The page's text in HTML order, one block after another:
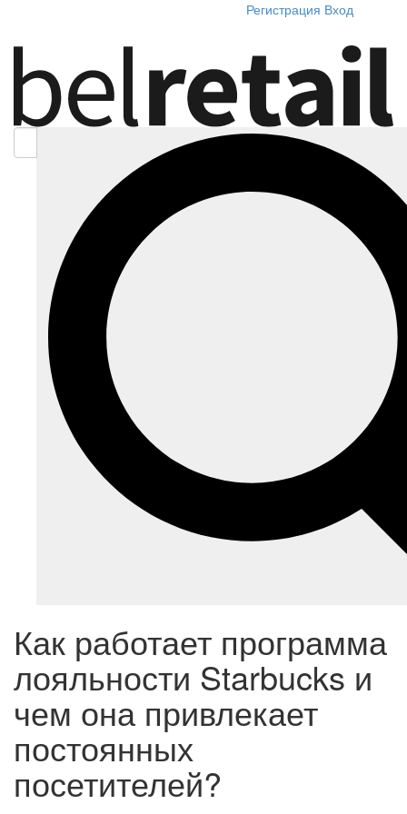
Регистрация Вход
Как работает программа
лояльности Starbucks и
чем она привлекает
постоянных
посетителей?